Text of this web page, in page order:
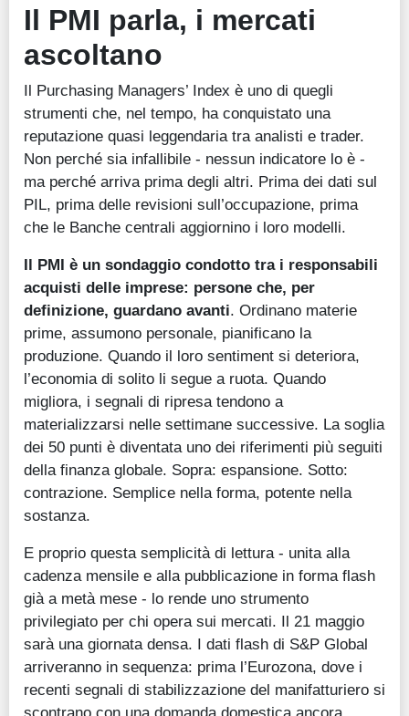
Il PMI parla, i mercati
ascoltano
Il Purchasing Managers’ Index è uno di quegli
strumenti che, nel tempo, ha conquistato una
reputazione quasi leggendaria tra analisti e trader.
Non perché sia infallibile - nessun indicatore lo è -
ma perché arriva prima degli altri. Prima dei dati sul
PIL, prima delle revisioni sull’occupazione, prima
che le Banche centrali aggiornino i loro modelli.
Il PMI è un sondaggio condotto tra i responsabili
acquisti delle imprese: persone che, per
definizione, guardano avanti. Ordinano materie
prime, assumono personale, pianificano la
produzione. Quando il loro sentiment si deteriora,
l’economia di solito li segue a ruota. Quando
migliora, i segnali di ripresa tendono a
materializzarsi nelle settimane successive. La soglia
dei 50 punti è diventata uno dei riferimenti più seguiti
della finanza globale. Sopra: espansione. Sotto:
contrazione. Semplice nella forma, potente nella
sostanza.
E proprio questa semplicità di lettura - unita alla
cadenza mensile e alla pubblicazione in forma flash
già a metà mese - lo rende uno strumento
privilegiato per chi opera sui mercati. Il 21 maggio
sarà una giornata densa. I dati flash di S&P Global
arriveranno in sequenza: prima l’Eurozona, dove i
recenti segnali di stabilizzazione del manifatturiero si